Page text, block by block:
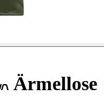
Ärmellose